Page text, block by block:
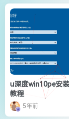
u深度win10pe安
教程
5年前